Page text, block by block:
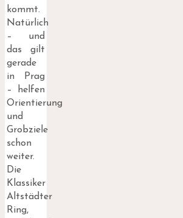
kommt.
Natürlich
– und
das gilt
gerade
in Prag
– helfen
Orientierung
und
Grobziele
schon
weiter.
Die
Klassiker
Altstädter
Ring,